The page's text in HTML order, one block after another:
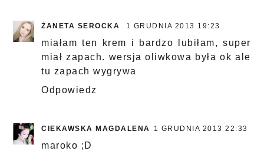
ŻANETA SEROCKA 1 GRUDNIA 2013 19:23
miałam ten krem i bardzo lubiłam, super
miał zapach. wersja oliwkowa była ok ale
tu zapach wygrywa
Odpowiedz
CIEKAWSKA MAGDALENA 1 GRUDNIA 2013 22:33
maroko ;D